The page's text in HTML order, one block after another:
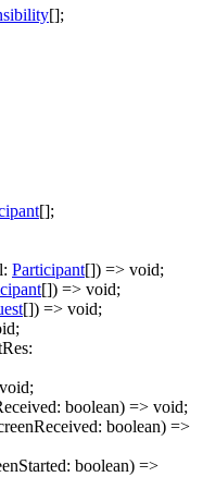
[];
[];
: Participant[]) => void;
[]) => void;
[]) => void;
;
:
void;
: boolean) => void;
: boolean) =>
: boolean) =>